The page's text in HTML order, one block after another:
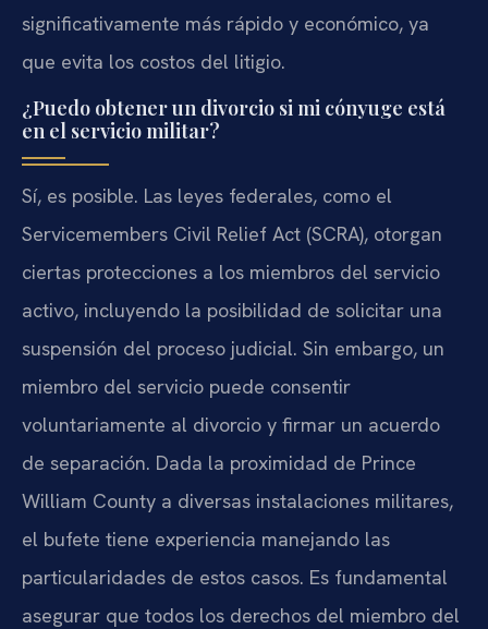
significativamente más rápido y económico, ya
que evita los costos del litigio.
¿Puedo obtener un divorcio si mi cónyuge está
en el servicio militar?
Sí, es posible. Las leyes federales, como el
Servicemembers Civil Relief Act (SCRA), otorgan
ciertas protecciones a los miembros del servicio
activo, incluyendo la posibilidad de solicitar una
suspensión del proceso judicial. Sin embargo, un
miembro del servicio puede consentir
voluntariamente al divorcio y firmar un acuerdo
de separación. Dada la proximidad de Prince
William County a diversas instalaciones militares,
el bufete tiene experiencia manejando las
particularidades de estos casos. Es fundamental
asegurar que todos los derechos del miembro del